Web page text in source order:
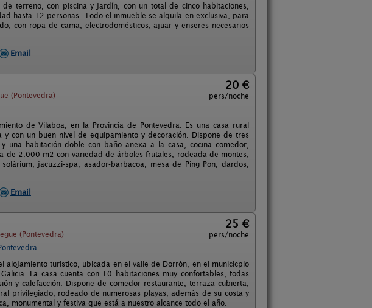
terreno, con piscina y jardín, con un total de cinco habitaciones,
hasta 12 personas. Todo el inmueble se alquila en exclusiva, para
con ropa de cama, electrodomésticos, ajuar y enseres necesarios
Email
(Pontevedra)
20 €
pers/noche
de Vilaboa, en la Provincia de Pontevedra. Es una casa rural
con un buen nivel de equipamiento y decoración. Dispone de tres
una habitación doble con baño anexa a la casa, cocina comedor,
de 2.000 m2 con variedad de árboles frutales, rodeada de montes,
jacuzzi-spa, asador-barbacoa, mesa de Ping Pon, dardos,
Email
(Pontevedra)
25 €
pers/noche
turístico, ubicada en el valle de Dorrón, en el municicpio
La casa cuenta con 10 habitaciones muy confortables, todas
y calefacción. Dispone de comedor restaurante, terraza cubierta,
privilegiado, rodeado de numerosas playas, además de su costa y
monumental y festiva que está a nuestro alcance todo el año.